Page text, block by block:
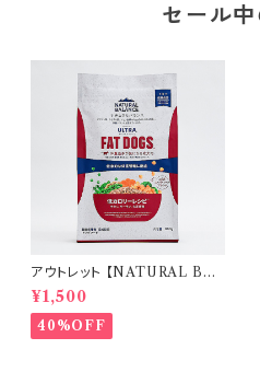
セール
アウトレット 【NATURAL BAL
ANCE】オリジナルウルトラ 成
犬用 チキン&サーモン 低カロリ
ー 800g
¥1,500
40%OFF